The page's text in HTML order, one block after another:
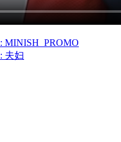
: MINISH_PROMO
: 夫妇